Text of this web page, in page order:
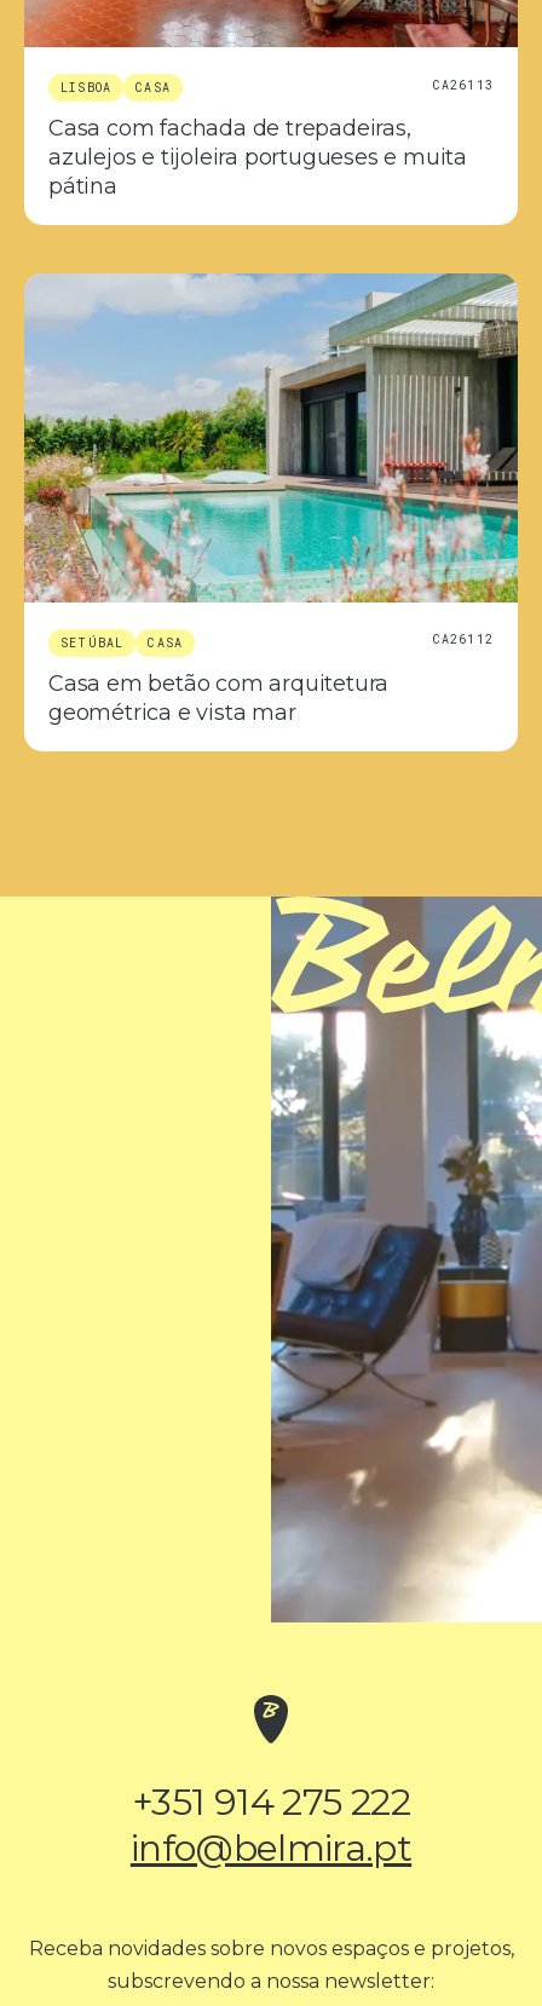
LISBOA CASA CA26113
Casa com fachada de trepadeiras,
azulejos e tijoleira portugueses e muita
pátina
SETÚBAL CASA CA26112
Casa em betão com arquitetura
geométrica e vista mar
+351 914 275 222
info@belmira.pt
Receba novidades sobre novos espaços e projetos,
subscrevendo a nossa newsletter: